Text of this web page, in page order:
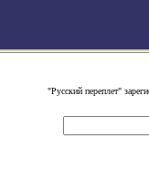
"Русский переплет"